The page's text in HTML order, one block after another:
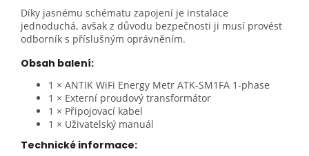
Díky jasnému schématu zapojení je instalace
jednoduchá, avšak z důvodu bezpečnosti ji musí provést
odborník s příslušným oprávněním.
Obsah balení:
1 × ANTIK WiFi Energy Metr ATK-SM1FA 1-phase
1 × Externí proudový transformátor
1 × Připojovací kabel
1 × Uživatelský manuál
Technické informace: